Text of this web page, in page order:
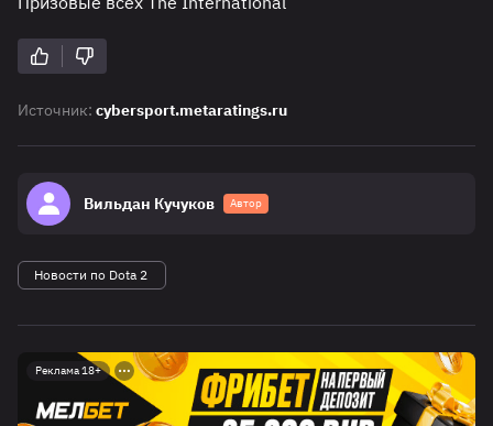
Источник: cybersport.metaratings.ru
Вильдан Кучуков Автор
Новости по Dota 2
Реклама 18+